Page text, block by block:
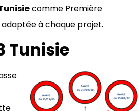
comme Première
à chaque projet.
Tunisie